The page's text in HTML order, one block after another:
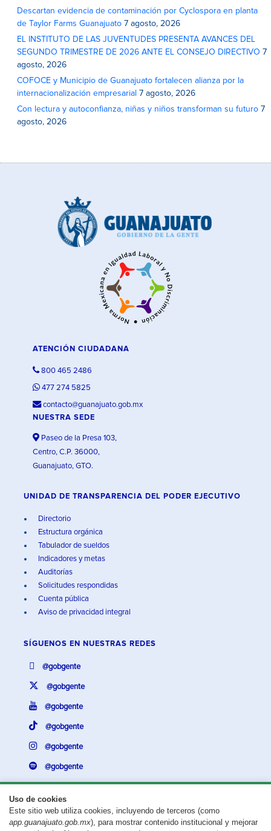
Descartan evidencia de contaminación por Cyclospora en planta
de Taylor Farms Guanajuato 7 agosto, 2026
EL INSTITUTO DE LAS JUVENTUDES PRESENTA AVANCES DEL
SEGUNDO TRIMESTRE DE 2026 ANTE EL CONSEJO DIRECTIVO 7
agosto, 2026
COFOCE y Municipio de Guanajuato fortalecen alianza por la
internacionalización empresarial 7 agosto, 2026
Con lectura y autoconfianza, niñas y niños transforman su futuro 7
agosto, 2026
Uso de cookies
Este sitio web utiliza cookies, incluyendo de terceros (como
app.guanajuato.gob.mx), para mostrar contenido institucional y mejorar
ATENCIÓN CIUDADANA
800 465 2486
477 274 5825
contacto@guanajuato.gob.mx
NUESTRA SEDE
Paseo de la Presa 103,
Centro, C.P. 36000,
Guanajuato, GTO.
UNIDAD DE TRANSPARENCIA DEL PODER EJECUTIVO
Directorio
Estructura orgánica
Tabulador de sueldos
Indicadores y metas
Auditorías
Solicitudes respondidas
Cuenta pública
Aviso de privacidad integral
SÍGUENOS EN NUESTRAS REDES
@gobgente
@gobgente
@gobgente
@gobgente
@gobgente
@gobgente
¿Existe algún problema con esta página?Repórtalo aquí.